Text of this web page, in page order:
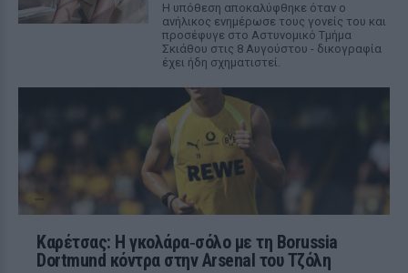
Η υπόθεση αποκαλύφθηκε όταν ο
ανήλικος ενημέρωσε τους γονείς του και
προσέφυγε στο Αστυνομικό Τμήμα
Σκιάθου στις 8 Αυγούστου - δικογραφία
έχει ήδη σχηματιστεί.
Καρέτσας: Η γκολάρα‑σόλο με τη Borussia
Dortmund κόντρα στην Arsenal του Τζόλη